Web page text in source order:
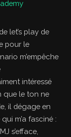
let’s play de
pour le
m’empêche
intéressé
que le ton ne
il dégage en
m’a fasciné :
s’efface,